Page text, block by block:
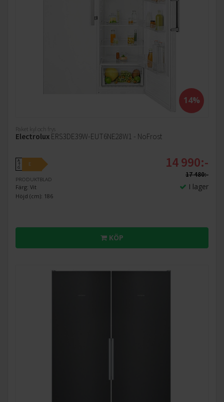
14%
Paket kyl och frys
Electrolux ERS3DE39W-EUT6NE28W1 - NoFrost
A
↑
G
E
PRODUKTBLAD
Färg: Vit
Höjd (cm): 186
14 990:-
17 480:-
I lager
KÖP